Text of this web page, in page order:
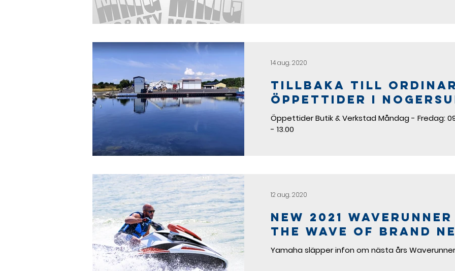
Tillbaka till
öppettider i
Öppettider Butik & Verkstad Måndag - Fredag:
- 13.00
14 aug. 2020
New 2021
the wave of brand
adrenaline
Yamaha släpper infon om nästa års
12 aug. 2020